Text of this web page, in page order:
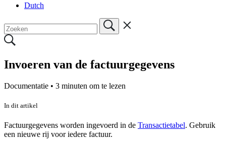
Dutch
Invoeren van de factuurgegevens
Documentatie • 3 minuten om te lezen
In dit artikel
Factuurgegevens worden ingevoerd in de Transactietabel. Gebruik
een nieuwe rij voor iedere factuur.